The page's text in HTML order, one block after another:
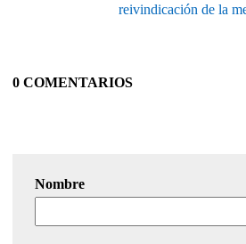
reivindicación de la
0 COMENTARIOS
Nombre